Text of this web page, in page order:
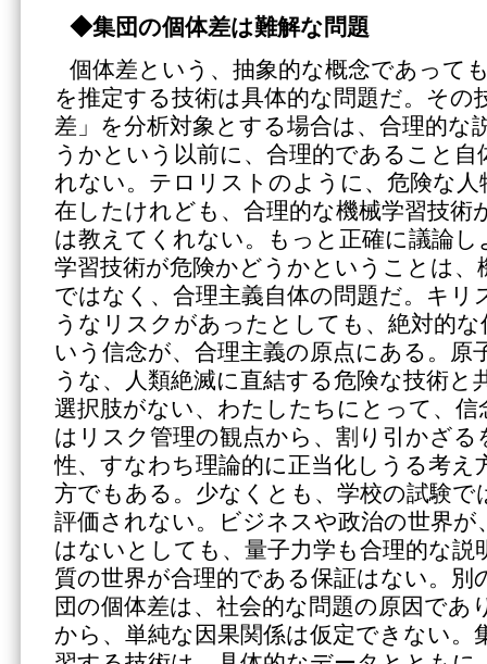
◆集団の個体差は難解な問題
個体差という、抽象的な概念であって
を推定する技術は具体的な問題だ。その
差」を分析対象とする場合は、合理的な
うかという以前に、合理的であること
れない。テロリストのように、危険な人
在したけれども、合理的な機械学習技術
は教えてくれない。もっと正確に議論し
学習技術が危険かどうかということは、
ではなく、合理主義自体の問題だ。キリ
うなリスクがあったとしても、絶対的
いう信念が、合理主義の原点にある。原
うな、人類絶滅に直結する危険な技術と
選択肢がない、わたしたちにとって、信
はリスク管理の観点から、割り引かざる
性、すなわち理論的に正当化しうる考え
方でもある。少なくとも、学校の試験で
評価されない。ビジネスや政治の世界が
はないとしても、量子力学も合理的な説
質の世界が合理的である保証はない。別
団の個体差は、社会的な問題の原因であ
から、単純な因果関係は仮定できない。